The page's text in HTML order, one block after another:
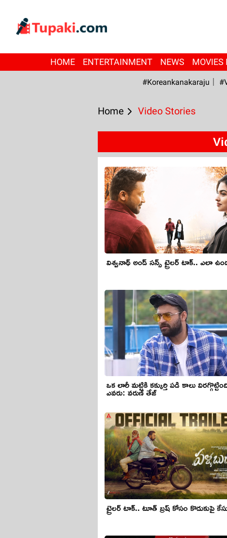
HOME ENTERTAINMENT NEWS MOVIES
#Koreankanakaraju
Home Video Stories
విశ్వనాథ్ అండ్ సన్స్ ట్రైలర్ టాక్.. ఎలా
ఒక లారీ మట్టికి కక్కుర్తి పడి కాలు
ఎవరు: వరుణ్ తేజ్
ట్రైలర్ టాక్.. టూత్ బ్రష్ కోసం కొడుకుపై